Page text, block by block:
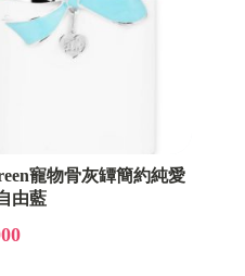
寵物骨灰罈簡約純愛
由藍